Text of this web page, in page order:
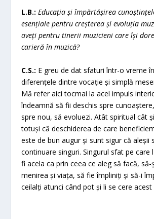
L.B.:Educația și împărtășirea
esențiale pentru creșterea și evoluția
aveți pentru tinerii muzicieni care își
carieră în muzică?
C.S.: E greu de dat sfaturi într-o vreme
diferențele dintre vocație și simplă
Mă refer aici tocmai la acel impuls
îndeamnă să fii deschis spre
spre nou, să evoluezi. Atât spiritual cât
totuși că deschiderea de care
este de bun augur și sunt sigur că aleșii
continuare singuri. Singurul sfat pe care
fi acela ca prin ceea ce aleg să facă, să-
menirea și viața, să fie împliniți și să-i
ceilalți atunci când pot și li se cere acest